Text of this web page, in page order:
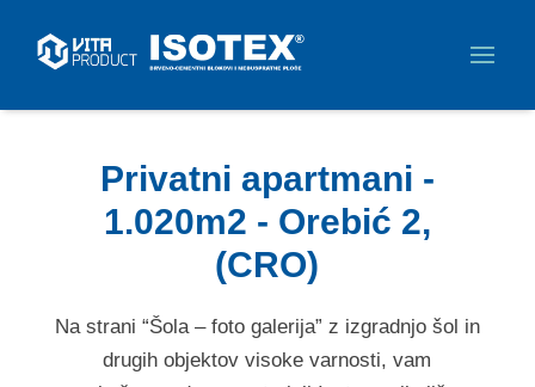
Privatni apartmani -
1.020m2 - Orebić 2,
(CRO)
Na strani “Šola – foto galerija” z izgradnjo šol in
drugih objektov visoke varnosti, vam